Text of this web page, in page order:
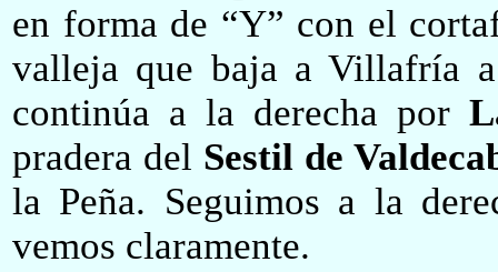
en forma de “Y” con el
valleja que baja a Villafría
continúa a la derecha por
pradera del Sestil de
la Peña. Seguimos a la
vemos claramente.